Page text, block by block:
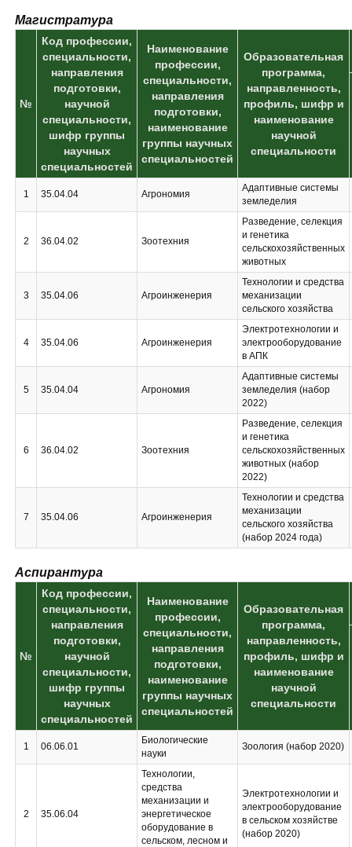
Магистратура
№
Код профессии,
специальности,
направления
подготовки,
научной
специальности,
шифр группы
научных
специальностей
Наименование
профессии,
специальности,
направления
подготовки,
наименование
группы научных
специальностей
Образовательная
программа,
направленность,
профиль, шифр и
наименование
научной
специальности
1 35.04.04 Агрономия
Адаптивные системы
земледелия
2 36.04.02 Зоотехния
Разведение, селекция
и генетика
сельскохозяйственных
животных
3 35.04.06 Агроинженерия
Технологии и средства
механизации
сельского хозяйства
4 35.04.06 Агроинженерия
Электротехнологии и
электрооборудование
в АПК
5 35.04.04 Агрономия
Адаптивные системы
земледелия (набор
2022)
6 36.04.02 Зоотехния
Разведение, селекция
и генетика
сельскохозяйственных
животных (набор
2022)
7 35.04.06 Агроинженерия
Технологии и средства
механизации
сельского хозяйства
(набор 2024 года)
Аспирантура
№
Код профессии,
специальности,
направления
подготовки,
научной
специальности,
шифр группы
научных
специальностей
Наименование
профессии,
специальности,
направления
подготовки,
наименование
группы научных
специальностей
Образовательная
программа,
направленность,
профиль, шифр и
наименование
научной
специальности
1 06.06.01
Биологические
науки
Зоология (набор 2020)
2 35.06.04
Технологии,
средства
механизации и
энергетическое
оборудование в
сельском, лесном и
Электротехнологии и
электрооборудование
в сельском хозяйстве
(набор 2020)